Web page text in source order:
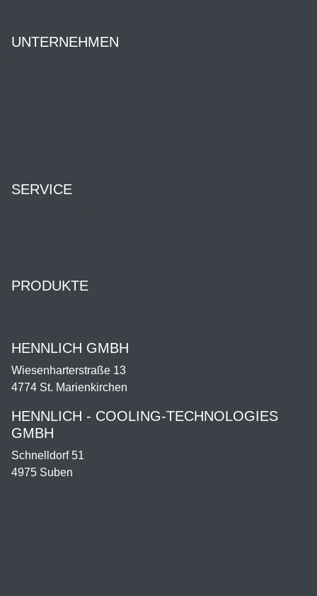
UNTERNEHMEN
SERVICE
PRODUKTE
HENNLICH GMBH
Wiesenharterstraße 13
4774 St. Marienkirchen
HENNLICH - COOLING-TECHNOLOGIES
GMBH
Schnelldorf 51
4975 Suben